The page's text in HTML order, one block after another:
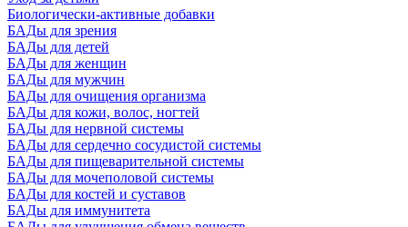
Биологически-активные добавки
БАДы для зрения
БАДы для детей
БАДы для женщин
БАДы для мужчин
БАДы для очищения организма
БАДы для кожи, волос, ногтей
БАДы для нервной системы
БАДы для сердечно сосудистой системы
БАДы для пищеварительной системы
БАДы для мочеполовой системы
БАДы для костей и суставов
БАДы для иммунитета